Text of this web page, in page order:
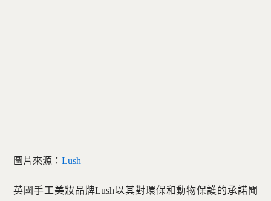
圖片來源：Lush
英國手工美妝品牌Lush以其對環保和動物保護的承諾聞